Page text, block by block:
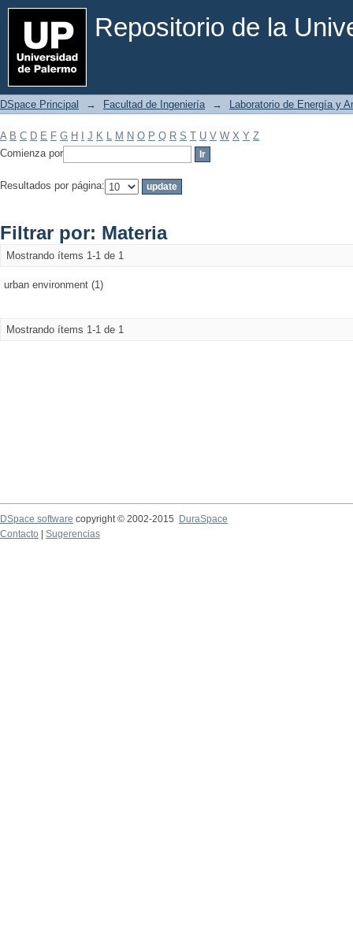
Repositorio de la
Filtrar por: Materia
DSpace Principal → Facultad de Ingeniería → Laboratorio de Energía y
A B C D E F G H J K L M N O P Q R S T U V W X Y Z
Comienza por
Resultados por página:
Filtrar por: Materia
Mostrando ítems 1-1 de 1
urban environment (1)
Mostrando ítems 1-1 de 1
DSpace software copyright © 2002-2015
DuraSpace
Contacto
Sugerencias